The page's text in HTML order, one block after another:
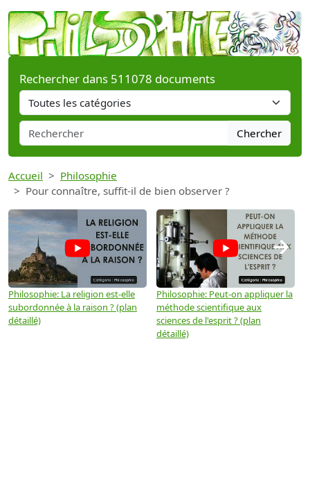
Rechercher dans 511078 documents
Chercher
Accueil
Philosophie
Pour connaître, suffit-il de bien observer ?
Philosophie: La religion est-elle
subordonnée à la raison ? (plan
détaillé)
Philosophie: Peut-on appliquer la
méthode scientifique aux
sciences de l'esprit ? (plan
détaillé)
→